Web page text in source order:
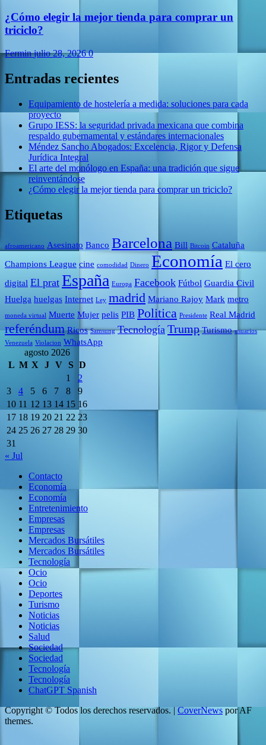
¿Cómo elegir la mejor tienda para comprar un
triciclo?
Ferminjulio 28, 20260
Entradas recientes
Equipamiento de hostelería a medida: soluciones para cada
proyecto
Grupo IESS: la seguridad privada mexicana que combina
respaldo gubernamental y estándares internacionales
Méndez Sancho Abogados: Excelencia, Rigor y Defensa
Jurídica Integral
El arte del monólogo en España: una tradición que sigue
reinventándose
¿Cómo elegir la mejor tienda para comprar un triciclo?
Etiquetas
afroamericano Asesinato Banco Barcelona Bill Bitcoin Cataluña
Champions League cine comodidad Dinero Economía El cero
digital El prat España Europa Facebook Fútbol Guardia Civil
Huelga huelgas Internet Ley madrid Mariano Rajoy Mark metro
moneda virtual Muerte Mujer pelis PIB Politica Presidente Real Madrid
referéndum Ricos Samsung Tecnología Trump Turismo usuarios
Venezuela Violacion WhatsApp
agosto 2026
L M X J V S D
1
2
3
4 5 6 7 8
9
10 11 12 13 14 15 16
17 18 19 20 21 22 23
24 25 26 27 28 29 30
31
« Jul
Contacto
Economía
Economía
Entretenimiento
Empresas
Empresas
Mercados Bursátiles
Mercados Bursátiles
Tecnología
Ocio
Ocio
Deportes
Turismo
Noticias
Noticias
Salud
Sociedad
Sociedad
Tecnología
Tecnología
ChatGPT Spanish
Copyright © Todos los derechos reservados. | CoverNewspor AF
themes.